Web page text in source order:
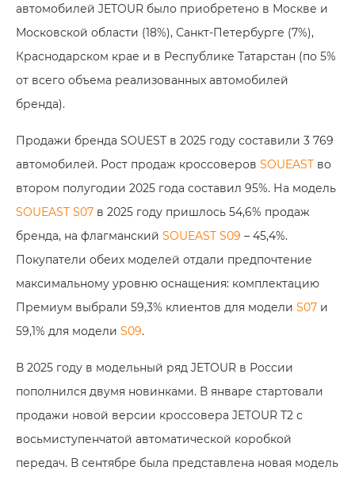
автомобилей JETOUR было приобретено в Москве и
Московской области (18%), Санкт-Петербурге (7%),
Краснодарском крае и в Республике Татарстан (по 5%
от всего объема реализованных автомобилей
бренда).
Продажи бренда SOUEST в 2025 году составили 3 769
автомобилей. Рост продаж кроссоверов SOUEAST во
втором полугодии 2025 года составил 95%. На модель
SOUEAST S07 в 2025 году пришлось 54,6% продаж
бренда, на флагманский SOUEAST S09 – 45,4%.
Покупатели обеих моделей отдали предпочтение
максимальному уровню оснащения: комплектацию
Премиум выбрали 59,3% клиентов для модели S07 и
59,1% для модели S09.
В 2025 году в модельный ряд JETOUR в России
пополнился двумя новинками. В январе стартовали
продажи новой версии кроссовера JETOUR T2 с
восьмиступенчатой автоматической коробкой
передач. В сентябре была представлена новая модель